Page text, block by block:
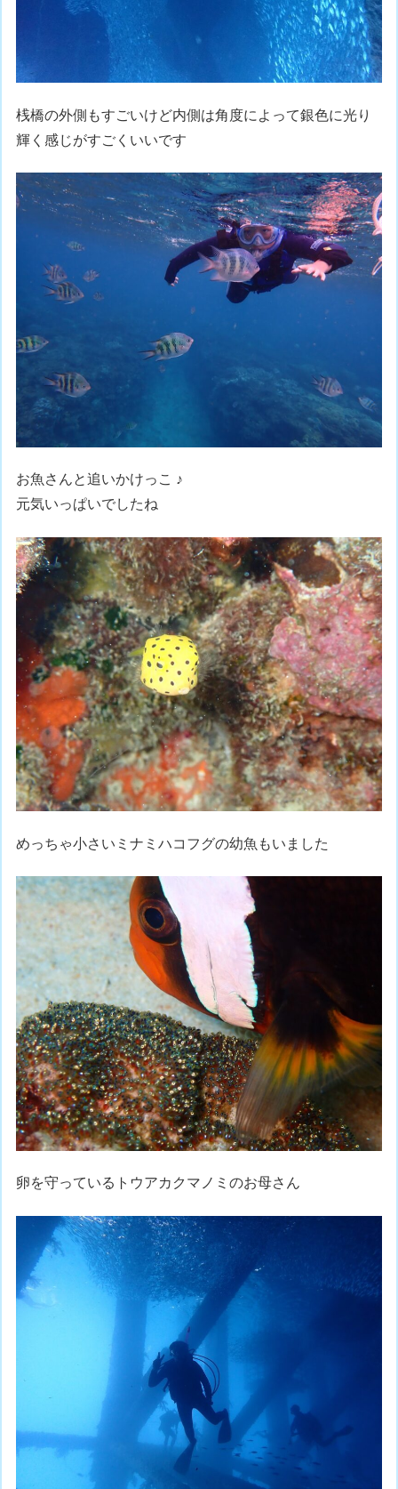
桟橋の外側もすごいけど内側は角度によって銀色に光り
輝く感じがすごくいいです
お魚さんと追いかけっこ ♪
元気いっぱいでしたね
めっちゃ小さいミナミハコフグの幼魚もいました
卵を守っているトウアカクマノミのお母さん